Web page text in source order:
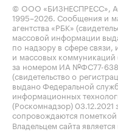
© ООО «БИЗНЕСПРЕСС»,
1995–2026 . Сообщения и
агентства «РБК»
массовой информации
по надзору в сфере
и массовых коммуникаций
за номером ИА №ФС77-
(свидетельство о
выдано Федеральной
информационных
(Роскомнадзор)
сопровождаются пометкой
Владельцем сайта